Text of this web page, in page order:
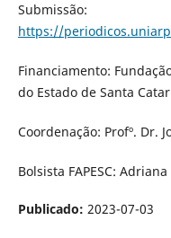
Submissão:
https://
Financiamento:
do Estado de Santa
Coordenação: Profº. Dr.
Bolsista FAPESC:
Publicado: 2023-07-03